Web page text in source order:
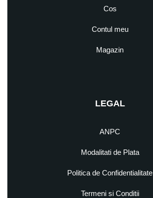
Cos
Contul meu
Magazin
LEGAL
ANPC
Modalitati de Plata
Politica de Confidentialitate
Termeni si Conditii